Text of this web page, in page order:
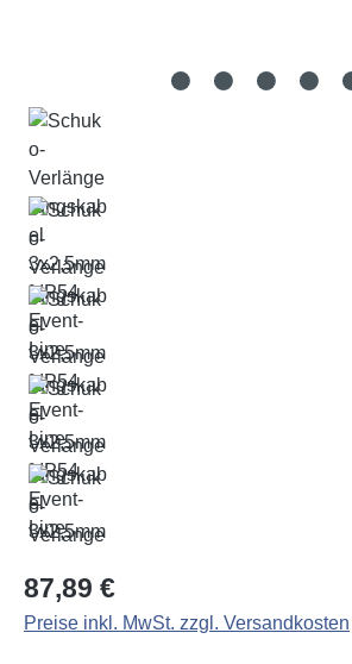
Regulärer Preis:
87,89 €
Preise inkl. MwSt. zzgl. Versandkosten